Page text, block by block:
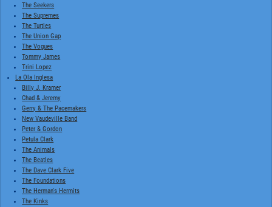
The Seekers
The Supremes
The Turtles
The Union Gap
The Vogues
Tommy James
Trini Lopez
La Ola Inglesa
Billy J. Kramer
Chad & Jeremy
Gerry & The Pacemakers
New Vaudeville Band
Peter & Gordon
Petula Clark
The Animals
The Beatles
The Dave Clark Five
The Foundations
The Herman's Hermits
The Kinks